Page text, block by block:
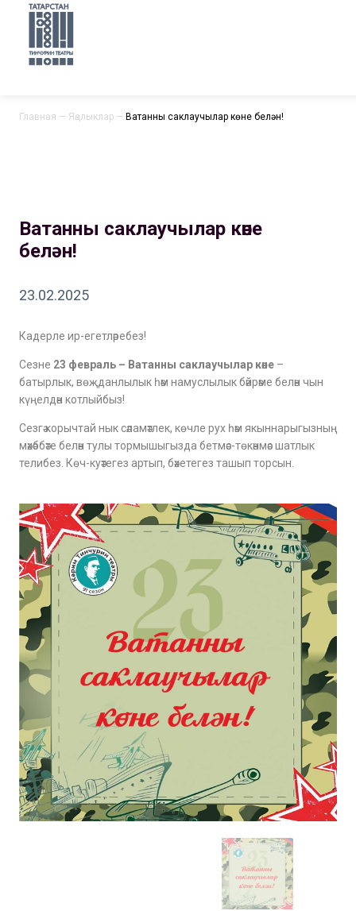
Главная — Яңалыклар — Ватанны саклаучылар көне белән!
Ватанны саклаучылар көне
белән!
23.02.2025
Кадерле ир-егетләребез!
Сезне 23 февраль – Ватанны саклаучылар көне –
батырлык, вөҗданлылык һәм намуслылык бәйрәме белән чын
күңелдән котлыйбыз!
Сезгә корычтай нык сәламәтлек, көчле рух һәм якыннарыгызның
мәхәббәте белән тулы тормышыгызда бетмәс-төкәнмәс шатлык
телибез. Көч-куәтегез артып, бәхетегез ташып торсын.